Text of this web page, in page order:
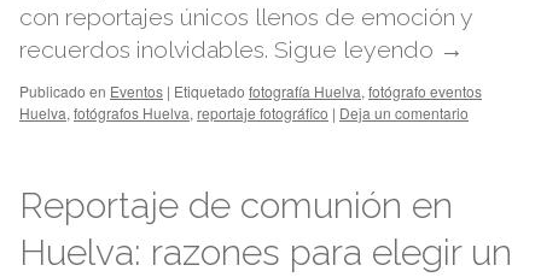
con reportajes únicos llenos de emoción y
recuerdos inolvidables. Sigue leyendo →
Publicado en Eventos | Etiquetado fotografía Huelva, fotógrafo eventos
Huelva, fotógrafos Huelva, reportaje fotográfico | Deja un comentario
Reportaje de comunión en
Huelva: razones para elegir un